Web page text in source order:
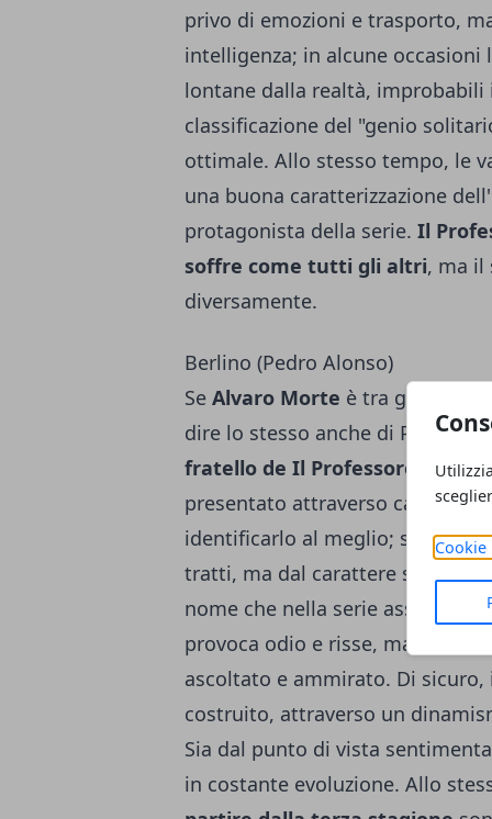
Cookie
privo di emozioni e trasporto,
intelligenza; in alcune occasioni
lontane dalla realtà,
classificazione del "genio
ottimale. Allo stesso tempo, le
una buona caratterizzazione
protagonista della serie. Il
soffre come tutti gli altri, ma il
diversamente.
Berlino (Pedro Alonso)
Se Alvaro Morte è tra gli attori
dire lo stesso anche di Pedro
fratello de Il Professore
. Il
presentato attraverso
identificarlo al meglio; si tratta
tratti, ma dal carattere spinoso
nome che nella serie assume
provoca odio e risse, ma che
ascoltato e ammirato. Di
costruito, attraverso un
Sia dal punto di vista
in costante evoluzione. Allo